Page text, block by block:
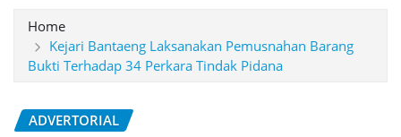
Home
Kejari Bantaeng Laksanakan Pemusnahan Barang
Bukti Terhadap 34 Perkara Tindak Pidana
ADVERTORIAL